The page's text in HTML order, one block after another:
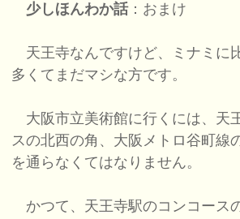
少しほんわか話：おまけ
天王寺なんですけど、ミナミに
多くてまだマシな方です。
大阪市立美術館に行くには、天
スの北西の角、大阪メトロ谷町線
を通らなくてはなりません。
かつて、天王寺駅のコンコース